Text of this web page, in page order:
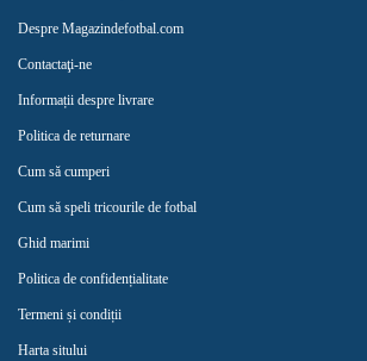
Despre Magazindefotbal.com
Contactaţi-ne
Informații despre livrare
Politica de returnare
Cum să cumperi
Cum să speli tricourile de fotbal
Ghid marimi
Politica de confidențialitate
Termeni și condiții
Harta sitului